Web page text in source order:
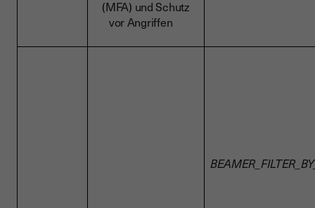
(MFA) und Schutz
vor Angriffen